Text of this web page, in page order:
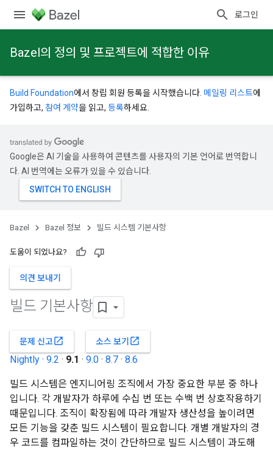
로그인
Bazel의 정의 및 프로젝트에 적합한 이유
Build Foundation에서 창립 회원 등록을 시작했습니다. 메일링 리스트에
가입하고, 참여 계약을 읽고, 등록하세요.
Google은 AI 기술을 사용하여 콘텐츠를 사용자의 기본 언어로 번역합니
다. AI 번역에는 오류가 있을 수 있습니다.
Bazel Bazel 정보 빌드 시스템 기본사항
도움이 되었나요?
의견 보내기
빌드 기본사항
문제 신고open_in_new 소스 보기 open_in_new
Nightly · 9.2 · 9.1 · 9.0 · 8.7 · 8.6
빌드 시스템은 엔지니어링 조직에서 가장 중요한 부분 중 하나
입니다. 각 개발자가 하루에 수십 번 또는 수백 번 상호작용하기
때문입니다. 조직이 확장됨에 따라 개발자 생산성을 높이려면
모든 기능을 갖춘 빌드 시스템이 필요합니다. 개별 개발자의 경
우 코드를 컴파일하는 것이 간단하므로 빌드 시스템이 과도해